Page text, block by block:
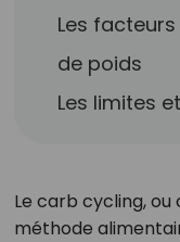
Les
de poids
Les limites
Le carb cycling, ou
méthode